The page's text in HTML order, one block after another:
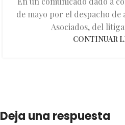
de mayo por el despacho de
Asociados, del
CONTINUAR
Deja una respuesta